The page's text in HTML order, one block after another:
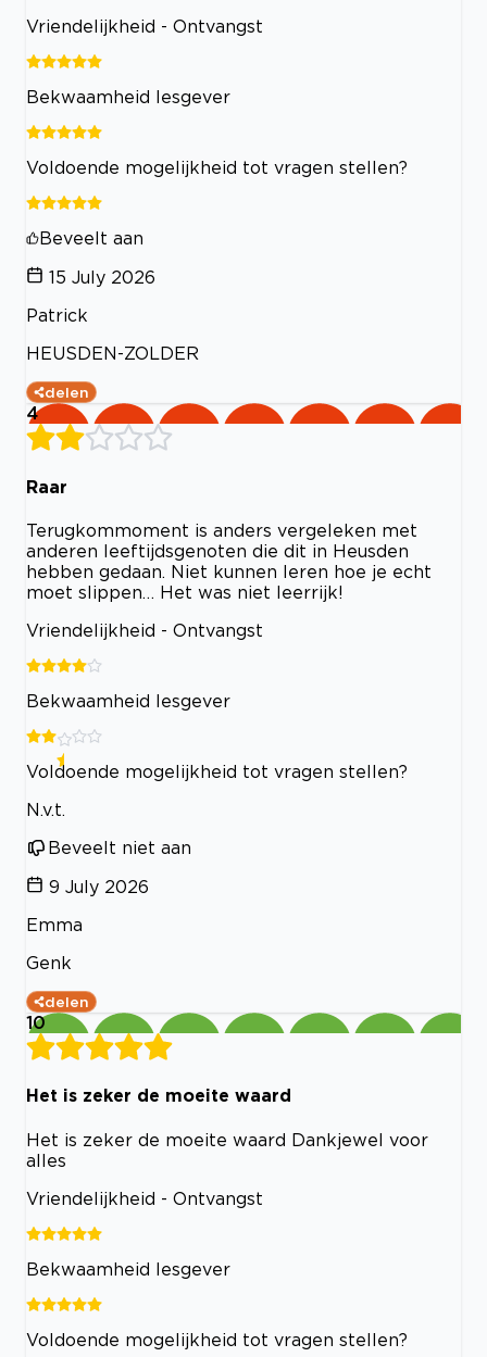
Vriendelijkheid - Ontvangst
Bekwaamheid lesgever
Voldoende mogelijkheid tot vragen stellen?
Beveelt aan
15 July 2026
Patrick
HEUSDEN-ZOLDER
delen
4
Raar
Terugkommoment is anders vergeleken met
anderen leeftijdsgenoten die dit in Heusden
hebben gedaan. Niet kunnen leren hoe je echt
moet slippen… Het was niet leerrijk!
Vriendelijkheid - Ontvangst
Bekwaamheid lesgever
Voldoende mogelijkheid tot vragen stellen?
N.v.t.
Beveelt niet aan
9 July 2026
Emma
Genk
delen
10
Het is zeker de moeite waard
Het is zeker de moeite waard Dankjewel voor
alles
Vriendelijkheid - Ontvangst
Bekwaamheid lesgever
Voldoende mogelijkheid tot vragen stellen?